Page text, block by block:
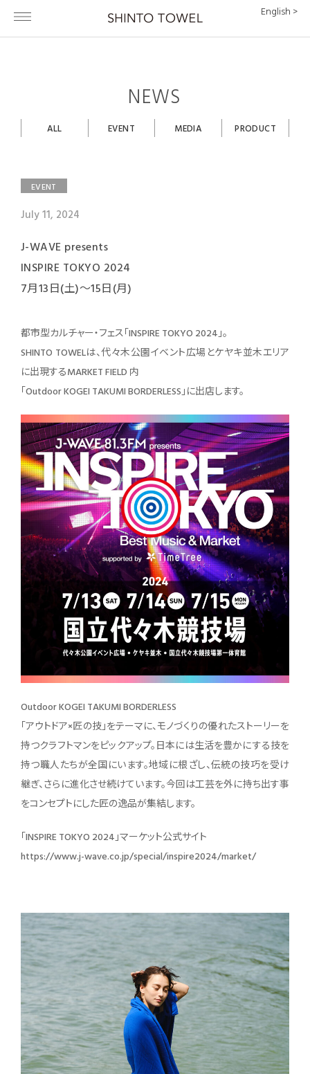
English >
NEWS
ALL EVENT MEDIA PRODUCT
EVENT
July 11, 2024
J-WAVE presents
INSPIRE TOKYO 2024
7月13日(土)～15日(月)
都市型カルチャー・フェス「INSPIRE TOKYO 2024」。
SHINTO TOWELは、代々木公園イベント広場とケヤキ並木エリア
に出現するMARKET FIELD 内
「Outdoor KOGEI TAKUMI BORDERLESS」に出店します。
Outdoor KOGEI TAKUMI BORDERLESS
「アウトドア×匠の技」をテーマに、モノづくりの優れたストーリーを
持つクラフトマンをピックアップ。日本には生活を豊かにする技を
持つ職人たちが全国にいます。地域に根ざし、伝統の技巧を受け
継ぎ、さらに進化させ続けています。今回は工芸を外に持ち出す事
をコンセプトにした匠の逸品が集結します。
「INSPIRE TOKYO 2024」マーケット公式サイト
https://www.j-wave.co.jp/special/inspire2024/market/